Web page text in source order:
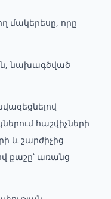
մակերեսը, որը
նախագծված
հաշվիչների
և շարժիչից
քաշը՝ առանց